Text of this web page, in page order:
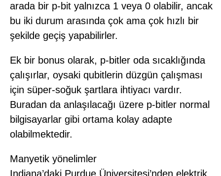
arada bir p-bit yalnızca 1 veya 0 olabilir, ancak
bu iki durum arasında çok ama çok hızlı bir
şekilde geçiş yapabilirler.
Ek bir bonus olarak, p-bitler oda sıcaklığında
çalışırlar, oysaki qubitlerin düzgün çalışması
için süper-soğuk şartlara ihtiyacı vardır.
Buradan da anlaşılacağı üzere p-bitler normal
bilgisayarlar gibi ortama kolay adapte
olabilmektedir.
Manyetik yönelimler
Indiana’daki Purdue Üniversitesi’nden elektrik